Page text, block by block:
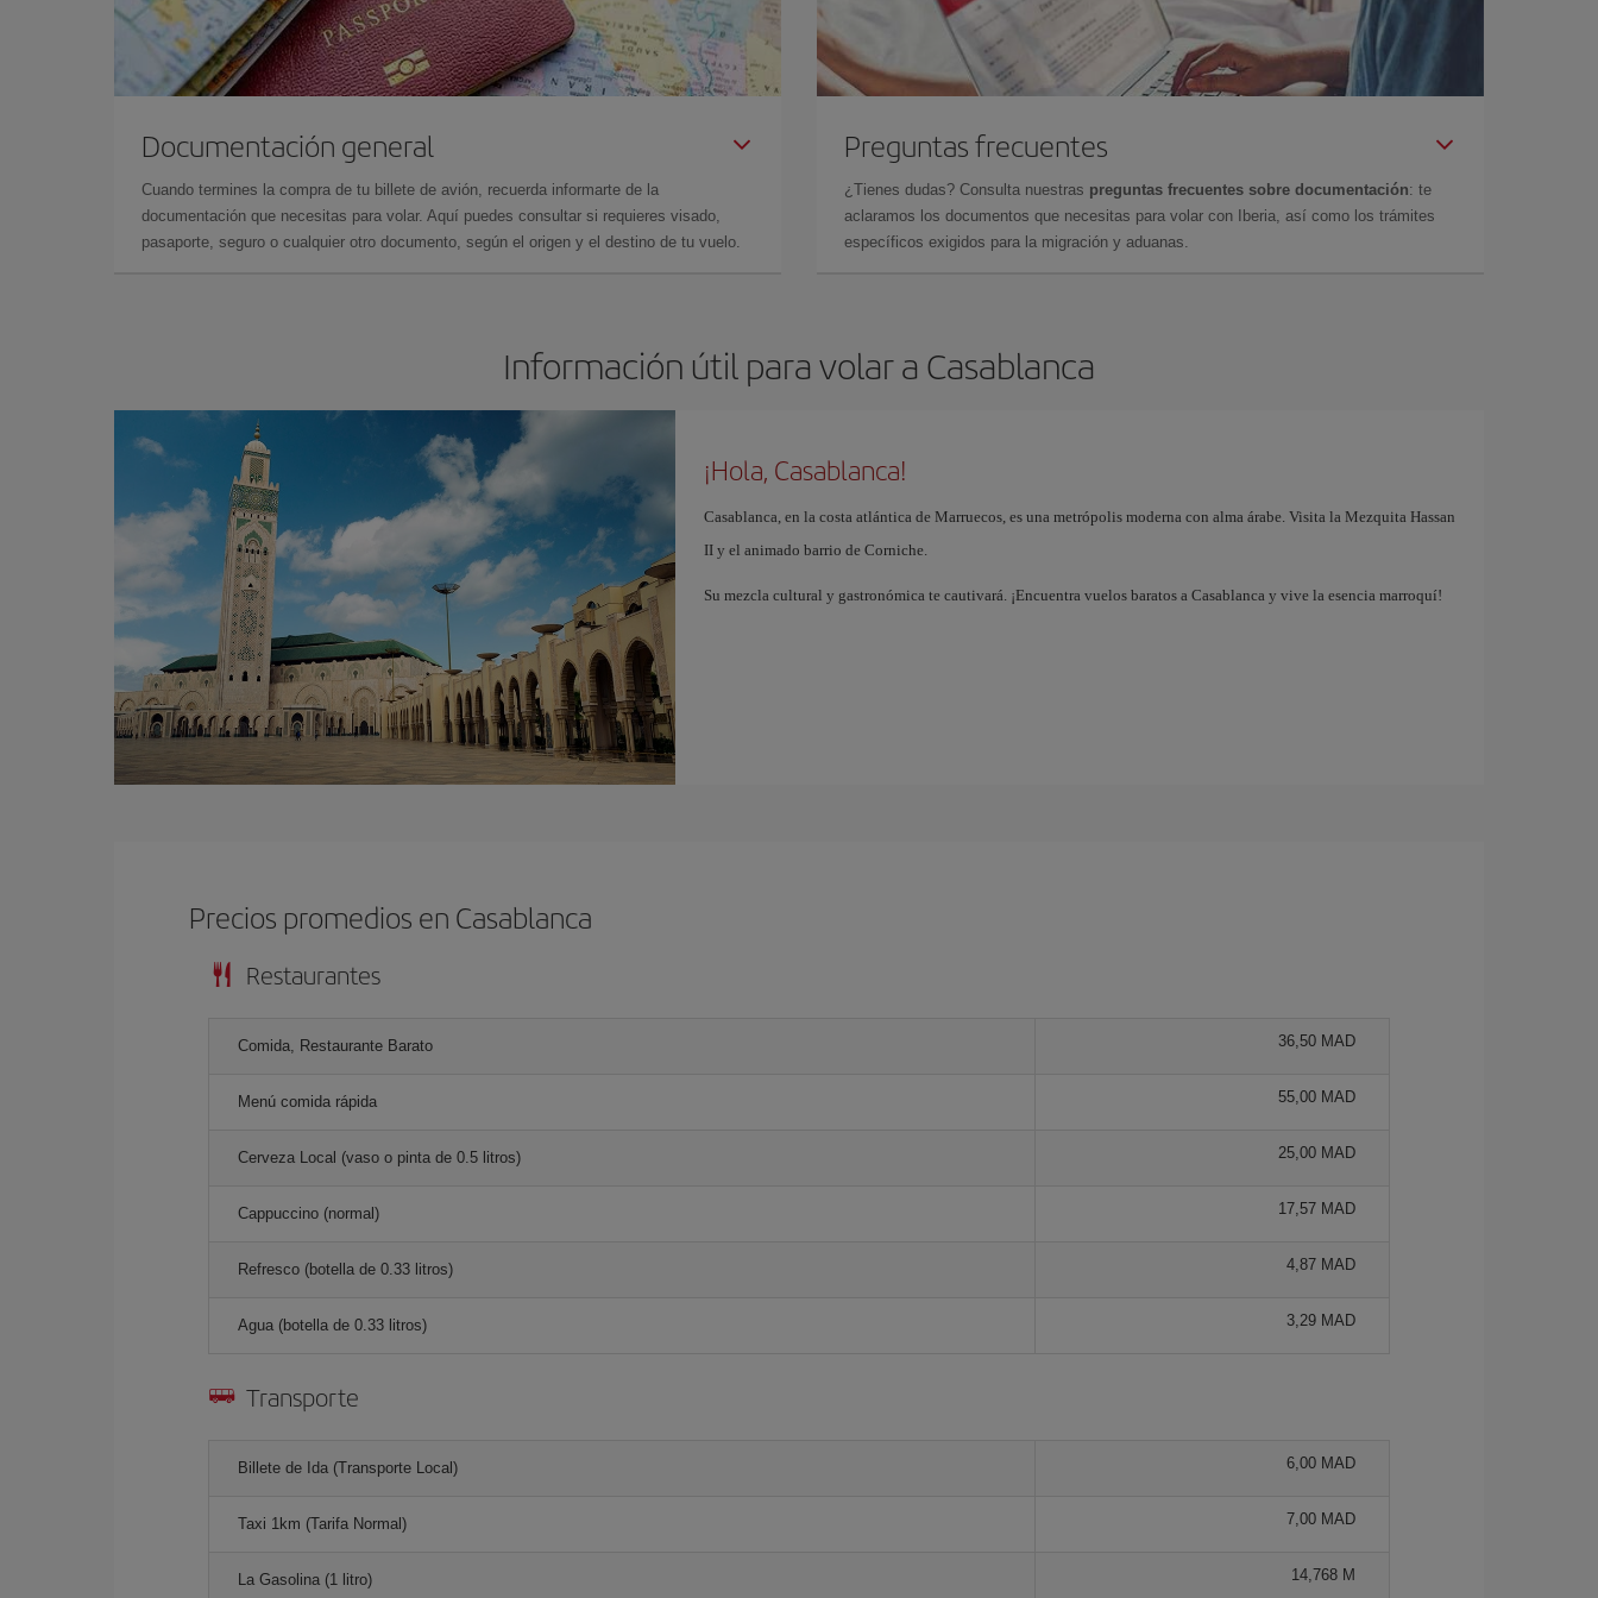
Documentación general
Cuando termines la compra de tu billete de avión, recuerda informarte de la
documentación que necesitas para volar. Aquí puedes consultar si requieres visado,
pasaporte, seguro o cualquier otro documento, según el origen y el destino de tu vuelo.
Preguntas frecuentes
¿Tienes dudas? Consulta nuestras preguntas frecuentes sobre documentación: te
aclaramos los documentos que necesitas para volar con Iberia, así como los trámites
específicos exigidos para la migración y aduanas.
Información útil para volar a Casablanca
¡Hola, Casablanca!
Casablanca, en la costa atlántica de Marruecos, es una metrópolis moderna con alma árabe. Visita la Mezquita Hassan
II y el animado barrio de Corniche.
Su mezcla cultural y gastronómica te cautivará. ¡Encuentra vuelos baratos a Casablanca y vive la esencia marroquí!
Precios promedios en Casablanca
Restaurantes
Comida, Restaurante Barato 36,50 MAD
Menú comida rápida 55,00 MAD
Cerveza Local (vaso o pinta de 0.5 litros) 25,00 MAD
Cappuccino (normal) 17,57 MAD
Refresco (botella de 0.33 litros) 4,87 MAD
Agua (botella de 0.33 litros) 3,29 MAD
Transporte
Billete de Ida (Transporte Local) 6,00 MAD
Taxi 1km (Tarifa Normal) 7,00 MAD
La Gasolina (1 litro) 14,768 M